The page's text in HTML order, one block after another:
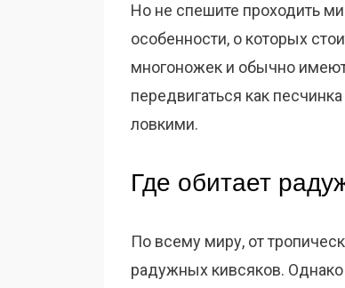
Но не спешите проходить
особенности, о которых
многоножек и обычно
передвигаться как
ловкими.
Где обитает
По всему миру, от
радужных кивсяков.